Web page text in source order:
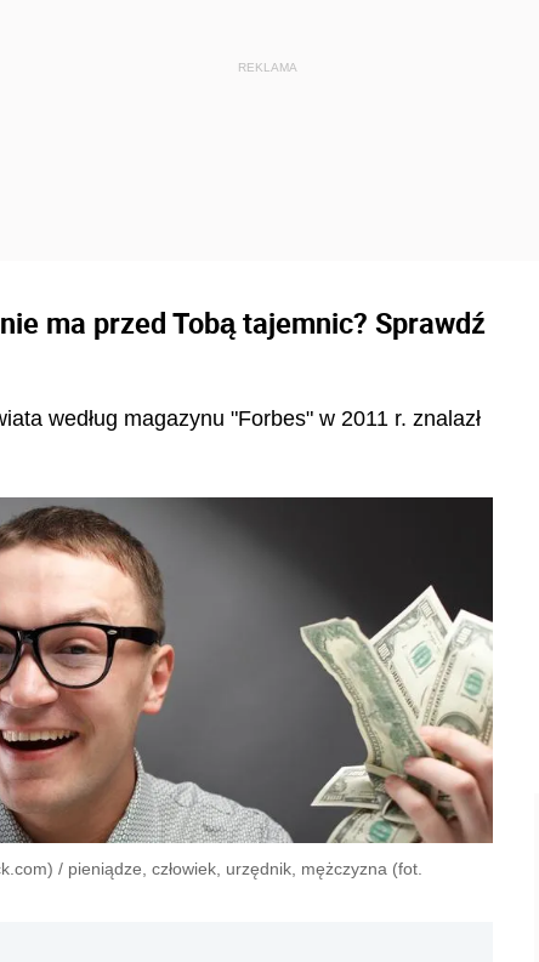
ma przed Tobą tajemnic? Sprawdź
według magazynu "Forbes" w 2011 r. znalazł
/ pieniądze, człowiek, urzędnik, mężczyzna (fot.